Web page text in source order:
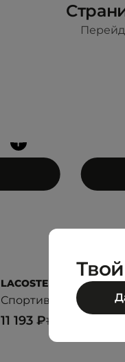
+
LACOSTE
Спортивные штаны
15 990 ₽
11 193 ₽